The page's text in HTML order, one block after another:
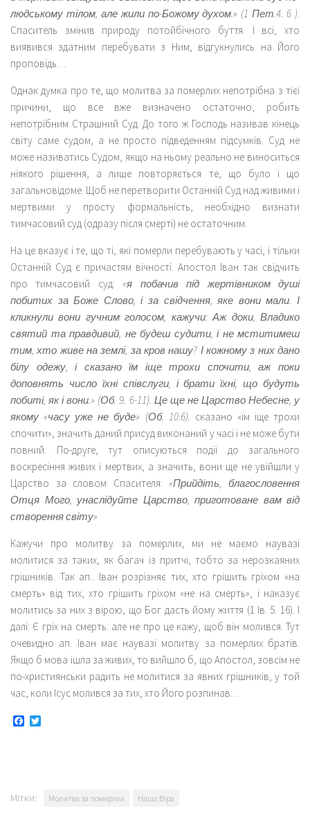
людському тілом, але жили по-Божому духом.» (1 Пет.4. 6 ).
Спаситель змінив природу потойбічного буття. І всі, хто
виявився здатним перебувати з Ним, відгукнулись на Його
проповідь…
Однак думка про те, що молитва за померлих непотрібна з тієї
причини, що все вже визначено остаточно, робить
непотрібним Страшний Суд. До того ж Господь називав кінець
світу саме судом, а не просто підведенням підсумків. Суд не
може називатись Судом, якщо на ньому реально не виноситься
ніякого рішення, а лише повторяється те, що було і що
загальновідоме. Щоб не перетворити Останній Суд над живими і
мертвими у просту формальність, необхідно визнати
тимчасовий суд (одразу після смерті) не остаточним.
На це вказує і те, що ті, які померли перебувають у часі, і тільки
Останній Суд є причастям вічності. Апостол Іван так свідчить
про тимчасовий суд:«я побачив під жертівником душі
побитих за Боже Слово, і за свідчення, яке вони мали. І
кликнули вони гучним голосом, кажучи: Аж доки, Владико
святий та правдивий, не будеш судити, і не мститимеш
тим, хто живе на землі, за кров нашу? І кожному з них дано
білу одежу, і сказано їм іще трохи спочити, аж поки
доповнять число їхні співслуги, і брати їхні, що будуть
побиті, як і вони.» (Об. 9. 6-11). Це ще не Царство Небесне, у
якому «часу уже не буде» (Об. 10.6). сказано «їм іще трохи
спочити», значить даний присуд виконаний у часі і не може бути
повний. По-друге, тут описуються події до загального
воскресіння живих і мертвих, а значить, вони ще не увійшли у
Царство за словом Спасителя:«Прийдіть, благословення
Отця Мого, унаслідуйте Царство, приготоване вам від
створення світу»
Кажучи про молитву за померлих, ми не маємо наувазі
молитися за таких, як багач із притчі, тобто за нерозкаяних
грішників. Так ап.. Іван розрізняє тих, хто грішить гріхом «на
смерть» від тих, хто грішить гріхом «не на смерть», і наказує
молитись за них з вірою, що Бог дасть йому життя (1 Ів. 5. 16). І
далі: Є гріх на смерть: але не про це кажу, щоб він молився. Тут
очевидно ап. Іван має наувазі молитву за померлих братів.
Якщо б мова ішла за живих, то вийшло б, що Апостол, зовсім не
по-християнськи радить не молитися за явних грішників, у той
час, коли Ісус молився за тих, хто Його розпинав…
Facebook
Мітки: Молитва за померлих Наша Віра